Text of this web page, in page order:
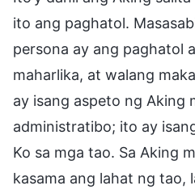
ito ang paghatol.
persona ay ang paghatol
maharlika, at walang
ay isang aspeto ng Aking
administratibo; ito ay
Ko sa mga tao. Sa Aking
kasama ang lahat ng tao,